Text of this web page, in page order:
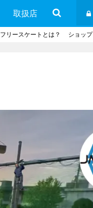
取扱店
フリースケートとは？ ショップ